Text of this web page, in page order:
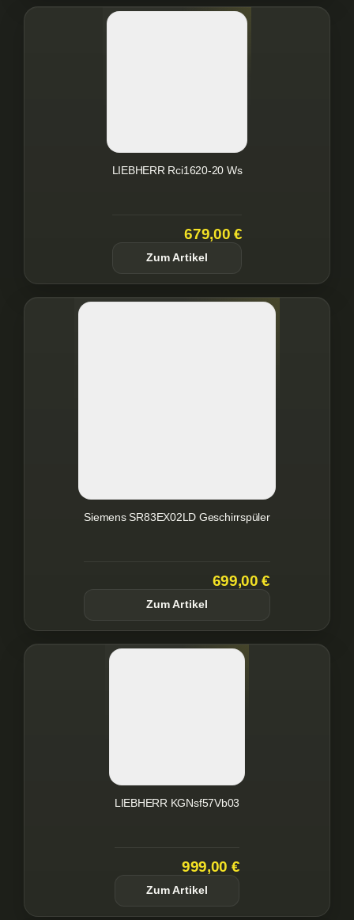
LIEBHERR Rci1620-20 Ws
679,00 €
Zum Artikel
Siemens SR83EX02LD Geschirrspüler
699,00 €
Zum Artikel
LIEBHERR KGNsf57Vb03
999,00 €
Zum Artikel